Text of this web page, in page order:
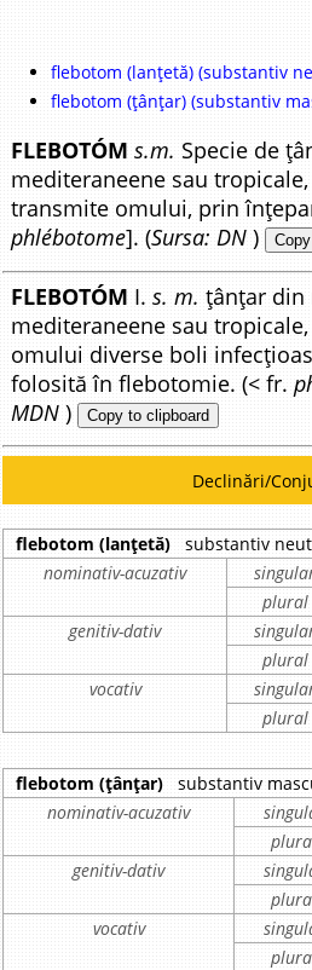
flebotom (lanțetă) (substantiv
flebotom (țânțar) (substantiv
FLEBOTÓM s.m. Specie de
mediteraneene sau
transmite omului, prin
phlébotome]. (Sursa: DN )
FLEBOTÓM I.s. m. țânțar din
mediteraneene sau
omului diverse boli
folosită în flebotomie. (< fr.
MDN ) Copy to clipboard
Declinări/
flebotom (lanțetă) substantiv
nominativ-acuzativ
plural
genitiv-dativ
plural
vocativ
plural
flebotom (țânțar) substantiv
nominativ-acuzativ
genitiv-dativ
vocativ